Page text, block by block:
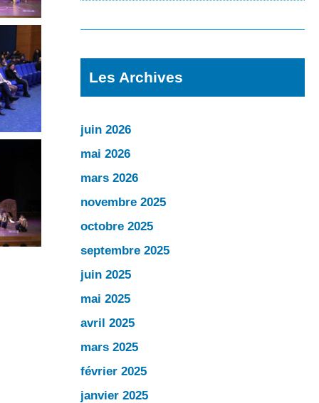
Les Archives
juin 2026
mai 2026
mars 2026
novembre 2025
octobre 2025
septembre 2025
juin 2025
mai 2025
avril 2025
mars 2025
février 2025
janvier 2025